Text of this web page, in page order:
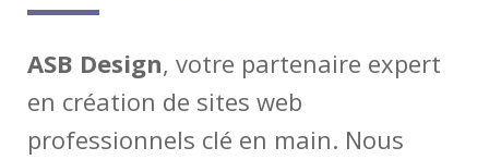
ASB Design, votre partenaire expert
en création de sites web
professionnels clé en main. Nous